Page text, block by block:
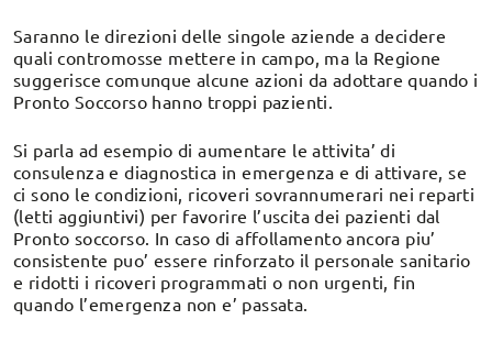
Saranno le direzioni delle singole aziende a decidere
quali contromosse mettere in campo, ma la Regione
suggerisce comunque alcune azioni da adottare quando i
Pronto Soccorso hanno troppi pazienti.
Si parla ad esempio di aumentare le attivita’ di
consulenza e diagnostica in emergenza e di attivare, se
ci sono le condizioni, ricoveri sovrannumerari nei reparti
(letti aggiuntivi) per favorire l’uscita dei pazienti dal
Pronto soccorso. In caso di affollamento ancora piu’
consistente puo’ essere rinforzato il personale sanitario
e ridotti i ricoveri programmati o non urgenti, fin
quando l’emergenza non e’ passata.